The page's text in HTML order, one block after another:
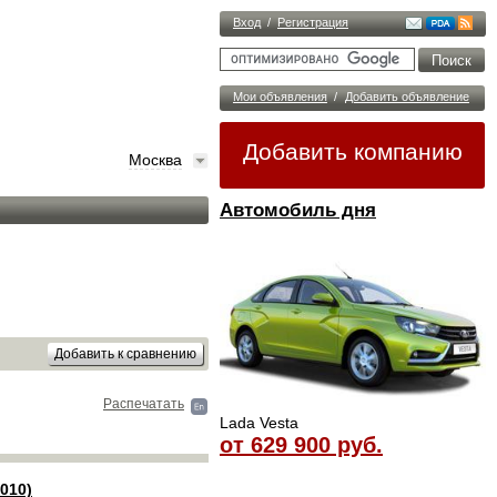
Вход / Регистрация
Мои объявления / Добавить объявление
Добавить компанию
Автомобиль дня
Lada Vesta
от 629 900 руб.
Москва
Распечатать